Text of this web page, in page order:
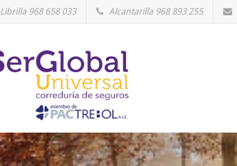
Librilla 968 658 033 Alcantarilla 968 893 255